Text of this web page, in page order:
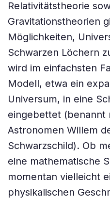
Relativitätstheorie
Gravitationstheorien
Möglichkeiten,
Schwarzen Löchern
wird im einfachsten
Modell, etwa ein
Universum, in eine
eingebettet (benannt
Astronomen Willem
Schwarzschild). Ob
eine mathematische
momentan vielleicht
physikalischen